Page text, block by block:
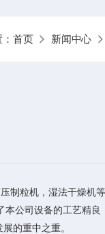
首页 新闻中心
制粒机，湿法干燥机等
公司设备的工艺精
的重中之重。